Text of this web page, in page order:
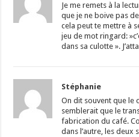
Je me remets à la
que je ne boive pas
cela peut te mettre à
jeu de mot ringard:
dans sa culotte ».
Stéphanie
On dit souvent que le
semblerait que le
fabrication du café.
dans l’autre, les deux